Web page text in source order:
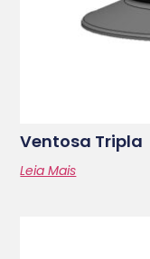
Ventosa Tripla
Leia Mais